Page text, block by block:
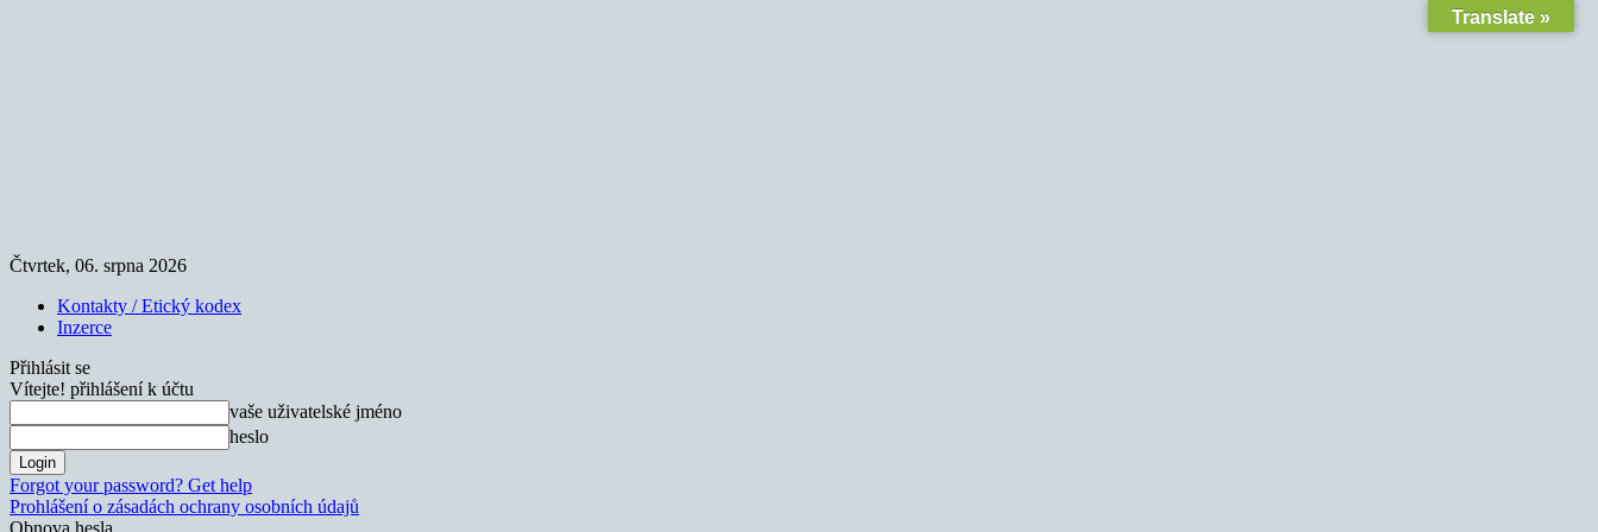
Čtvrtek, 06. srpna 2026
Kontakty / Etický kodex
Inzerce
Přihlásit se
Vítejte! přihlášení k účtu
vaše uživatelské jméno
heslo
Forgot your password? Get help
Prohlášení o zásadách ochrany osobních údajů
Obnova hesla
Translate »